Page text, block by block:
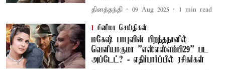
தினத்தந்தி 09 Aug 2025 1 min read
சினிமா செய்திகள்
மகேஷ் பாபுவின் பிறந்தநாளில்
வெளியாகுமா ''எஸ்எஸ்எம்பி29'' பட
அப்டேட்? - எதிர்பார்ப்பில் ரசிகர்கள்